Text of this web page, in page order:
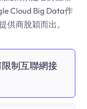
Cloud Big Data作
供商脫穎而出。
制互聯網接